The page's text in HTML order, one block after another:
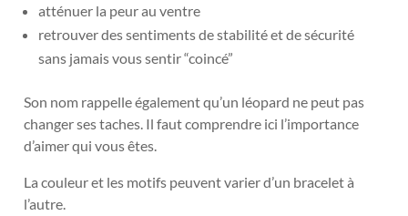
atténuer la peur au ventre
retrouver des sentiments de stabilité et de sécurité
sans jamais vous sentir “coincé”
Son nom rappelle également qu’un léopard ne peut pas
changer ses taches. Il faut comprendre ici l’importance
d’aimer qui vous êtes.
La couleur et les motifs peuvent varier d’un bracelet à
l’autre.